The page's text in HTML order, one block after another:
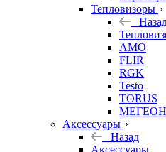
Тепловизоры
AMO
FLIR
RGK
Testo
TORUS
МЕГЕОН
Аксессуары
Назад
Аксессуары